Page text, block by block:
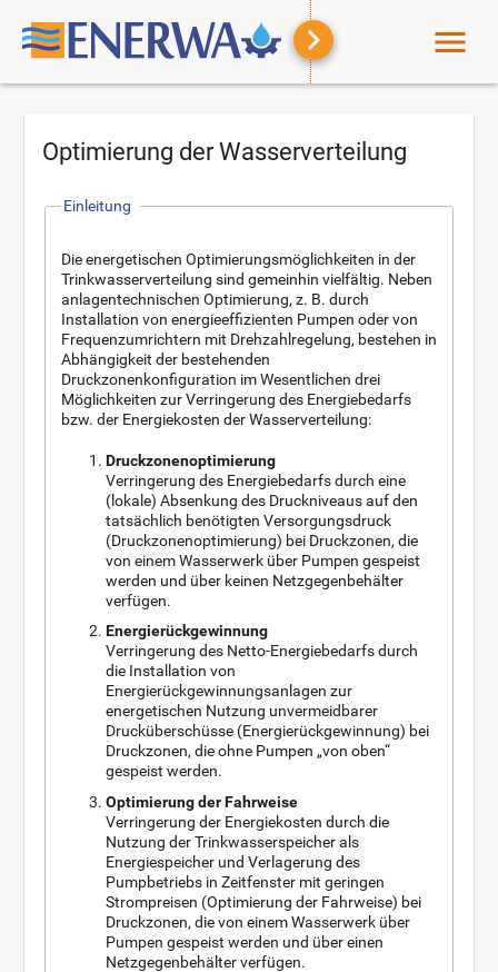
menu
Optimierung der Wasserverteilung
Einleitung
Die energetischen Optimierungsmöglichkeiten in der
Trinkwasserverteilung sind gemeinhin vielfältig. Neben
anlagentechnischen Optimierung, z. B. durch
Installation von energieeffizienten Pumpen oder von
Frequenzumrichtern mit Drehzahlregelung, bestehen in
Abhängigkeit der bestehenden
Druckzonenkonfiguration im Wesentlichen drei
Möglichkeiten zur Verringerung des Energiebedarfs
bzw. der Energiekosten der Wasserverteilung:
Druckzonenoptimierung
Verringerung des Energiebedarfs durch eine
(lokale) Absenkung des Druckniveaus auf den
tatsächlich benötigten Versorgungsdruck
(Druckzonenoptimierung) bei Druckzonen, die
von einem Wasserwerk über Pumpen gespeist
werden und über keinen Netzgegenbehälter
verfügen.
Energierückgewinnung
Verringerung des Netto-Energiebedarfs durch
die Installation von
Energierückgewinnungsanlagen zur
energetischen Nutzung unvermeidbarer
Drucküberschüsse (Energierückgewinnung) bei
Druckzonen, die ohne Pumpen „von oben“
gespeist werden.
Optimierung der Fahrweise
Verringerung der Energiekosten durch die
Nutzung der Trinkwasserspeicher als
Energiespeicher und Verlagerung des
Pumpbetriebs in Zeitfenster mit geringen
Strompreisen (Optimierung der Fahrweise) bei
Druckzonen, die von einem Wasserwerk über
Pumpen gespeist werden und über einen
Netzgegenbehälter verfügen.